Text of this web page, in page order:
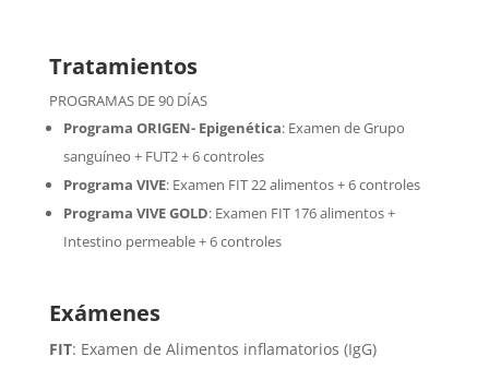
Tratamientos
PROGRAMAS DE 90 DÍAS
Programa ORIGEN- Epigenética:Examen de Grupo
sanguíneo + FUT2 + 6 controles
Programa VIVE: Examen FIT 22 alimentos + 6 controles
Programa VIVE GOLD: Examen FIT 176 alimentos +
Intestino permeable + 6 controles
Exámenes
FIT: Examen de Alimentos inflamatorios (IgG)